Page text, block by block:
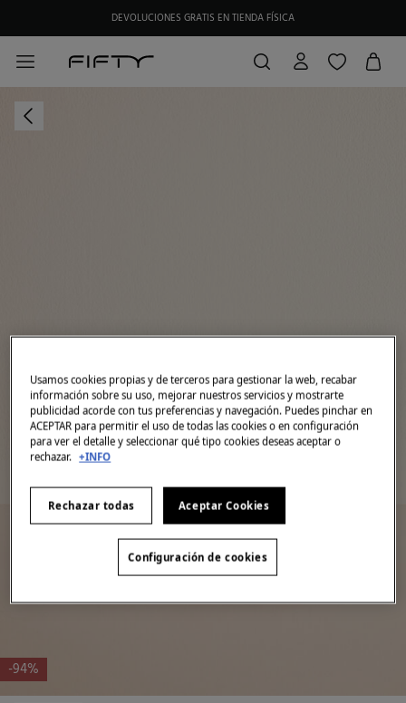
DEVOLUCIONES GRATIS EN TIENDA FÍSICA
-94%
Usamos cookies propias y de terceros para gestionar la web, recabar
información sobre su uso, mejorar nuestros servicios y mostrarte
publicidad acorde con tus preferencias y navegación. Puedes pinchar en
ACEPTAR para permitir el uso de todas las cookies o en configuración
para ver el detalle y seleccionar qué tipo cookies deseas aceptar o
rechazar. +INFO
Rechazar todas Aceptar Cookies
Configuración de cookies